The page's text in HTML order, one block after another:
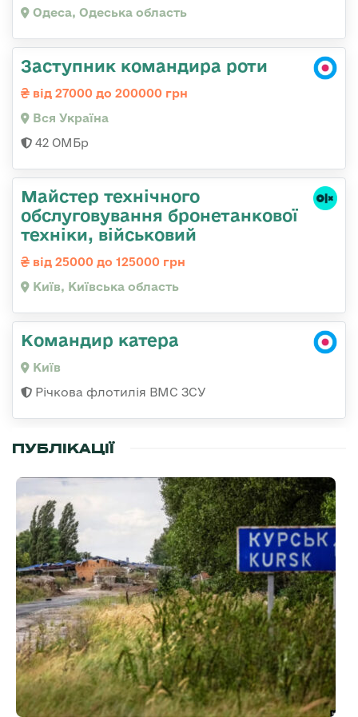
Одеса, Одеська область
Заступник командира роти
від 27000 до 200000 грн
Вся Україна
42 ОМБр
Майстер технічного
обслуговування бронетанкової
техніки, військовий
від 25000 до 125000 грн
Київ, Київська область
Командир катера
Київ
Річкова флотилія ВМС ЗСУ
ПУБЛІКАЦІЇ